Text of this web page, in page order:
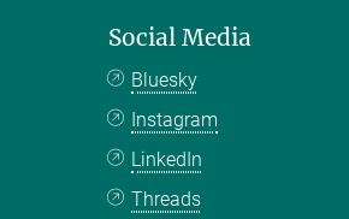
Social Media
Bluesky
Instagram
LinkedIn
Threads